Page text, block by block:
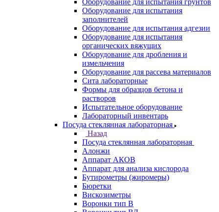
Оборудование для испытания грунтов
Оборудование для испытания
заполнителей
Оборудование для испытания адгезии
Оборудование для испытания
органических вяжущих
Оборудование для дробления и
измельчения
Оборудование для рассева материалов
Сита лабораторные
Формы для образцов бетона и
растворов
Испытательное оборудование
Лабораторный инвентарь
Посуда стеклянная лабораторная
Назад
Посуда стеклянная лабораторная
Алонжи
Аппарат АКОВ
Аппарат для анализа кислорода
Бутирометры (жиромеры)
Бюретки
Вискозиметры
Воронки тип В